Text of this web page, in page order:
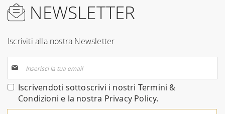
NEWSLETTER
Iscriviti alla nostra Newsletter
alla
nostra
Newsletter:
Iscrivendoti sottoscrivi i nostri Termini &
Condizioni e la nostra Privacy Policy.